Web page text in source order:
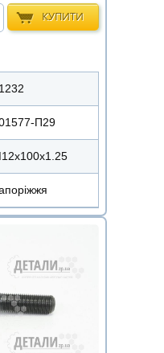
КУПИТИ
П29